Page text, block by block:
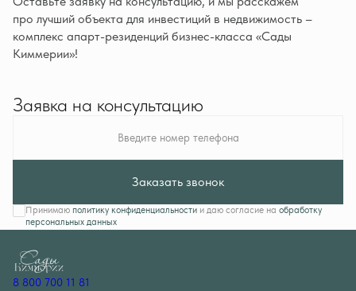
про лучший объекта для инвестиций в недвижимость –
комплекс апарт-резиденций бизнес-класса «Сады
Киммерии»!
Заявка на консультацию
Введите номер телефона
Заказать звонок
Принимаю политику конфиденциальностии даю согласие на обработку
персональных данных
8 800 700 11 81